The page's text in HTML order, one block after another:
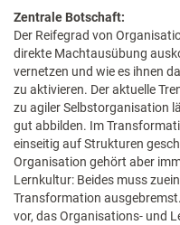
Zentrale Botschaft:
Der Reifegrad von
direkte Machtausübung
vernetzen und wie es ihnen
zu aktivieren. Der aktuelle
zu agiler Selbstorganisation
gut abbilden. Im
einseitig auf Strukturen
Organisation gehört aber
Lernkultur: Beides muss
Transformation
vor, das Organisations- und